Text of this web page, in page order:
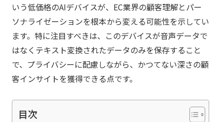
いう低価格のAIデバイスが、EC業界の顧客理解とパー
ソナライゼーションを根本から変える可能性を示してい
ます。特に注目すべきは、このデバイスが音声データで
はなくテキスト変換されたデータのみを保存すること
で、プライバシーに配慮しながら、かつてない深さの顧
客インサイトを獲得できる点です。
目次